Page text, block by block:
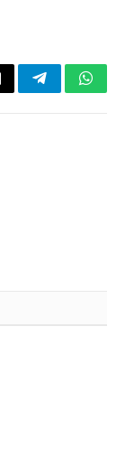
Telegram